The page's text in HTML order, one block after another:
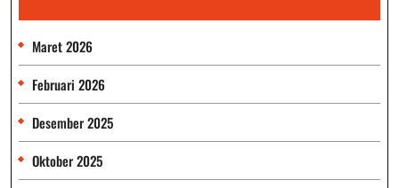
Maret 2026
Februari 2026
Desember 2025
Oktober 2025